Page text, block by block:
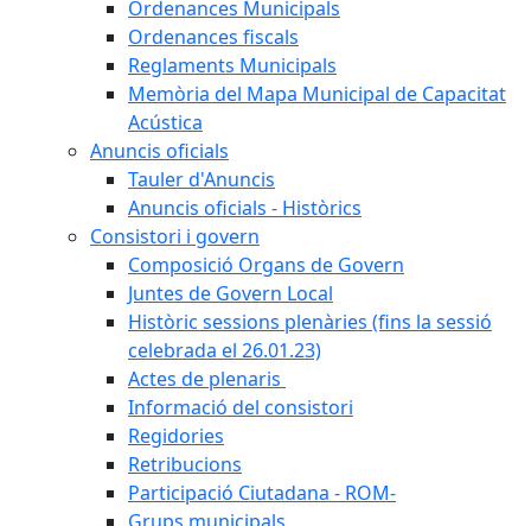
Ordenances Municipals
Ordenances fiscals
Reglaments Municipals
Memòria del Mapa Municipal de Capacitat
Acústica
Anuncis oficials
Tauler d'Anuncis
Anuncis oficials - Històrics
Consistori i govern
Composició Organs de Govern
Juntes de Govern Local
Històric sessions plenàries (fins la sessió
celebrada el 26.01.23)
Actes de plenaris
Informació del consistori
Regidories
Retribucions
Participació Ciutadana - ROM-